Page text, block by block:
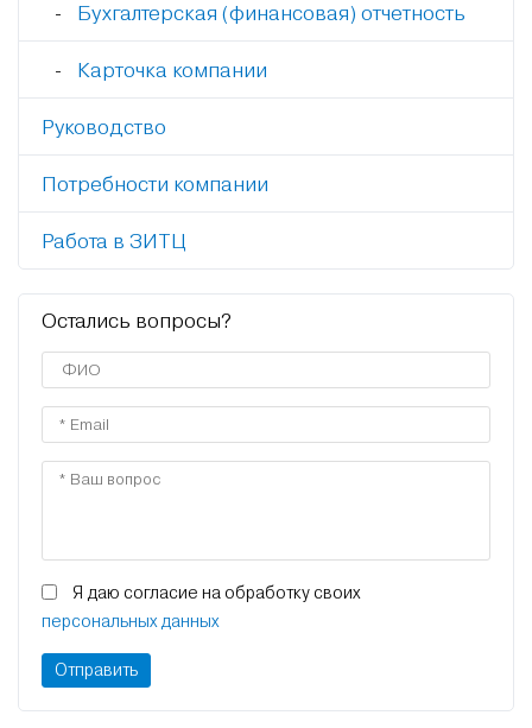
Бухгалтерская (финансовая) отчетность
Карточка компании
Руководство
Потребности компании
Работа в ЗИТЦ
Остались вопросы?
Я даю согласие на обработку своих
персональных данных